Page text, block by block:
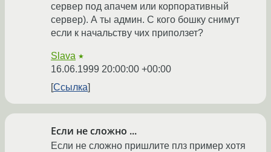
сервер под апачем или корпоративный
сервер). А ты админ. С кого бошку снимут
если к начальству чих приползет?
Slava ★
16.06.1999 20:00:00 +00:00
Ссылка
Если не сложно ...
Если не сложно пришлите плз пример хотя